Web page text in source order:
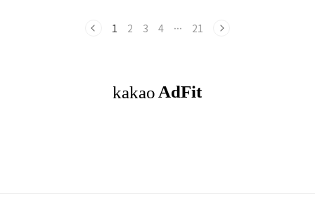
스 참석이 세계에 주는 영향, 그리고 대한민국에 미치는 영향을 중심으로
도 다보스 무대에서“미국 우선주의(America First)”금리·환율·무역 정
1 2 3 4 ··· 21